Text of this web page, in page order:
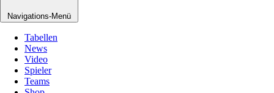
Navigations-Menü
Tabellen
News
Video
Spieler
Teams